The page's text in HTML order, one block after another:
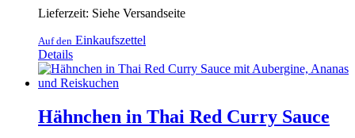
Lieferzeit: Siehe Versandseite
Auf den Einkaufszettel
Details
Hähnchen in Thai Red Curry Sauce